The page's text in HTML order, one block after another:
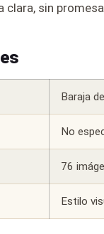
clara, sin
Baraja
No
76
Estilo